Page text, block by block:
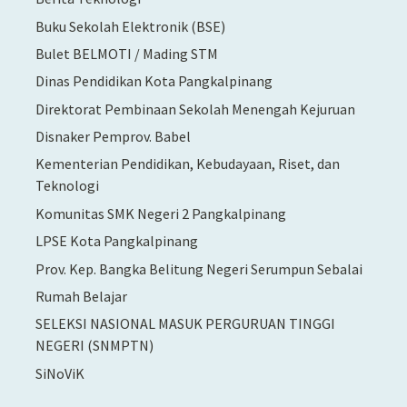
Buku Sekolah Elektronik (BSE)
Bulet BELMOTI / Mading STM
Dinas Pendidikan Kota Pangkalpinang
Direktorat Pembinaan Sekolah Menengah Kejuruan
Disnaker Pemprov. Babel
Kementerian Pendidikan, Kebudayaan, Riset, dan
Teknologi
Komunitas SMK Negeri 2 Pangkalpinang
LPSE Kota Pangkalpinang
Prov. Kep. Bangka Belitung Negeri Serumpun Sebalai
Rumah Belajar
SELEKSI NASIONAL MASUK PERGURUAN TINGGI
NEGERI (SNMPTN)
SiNoViK